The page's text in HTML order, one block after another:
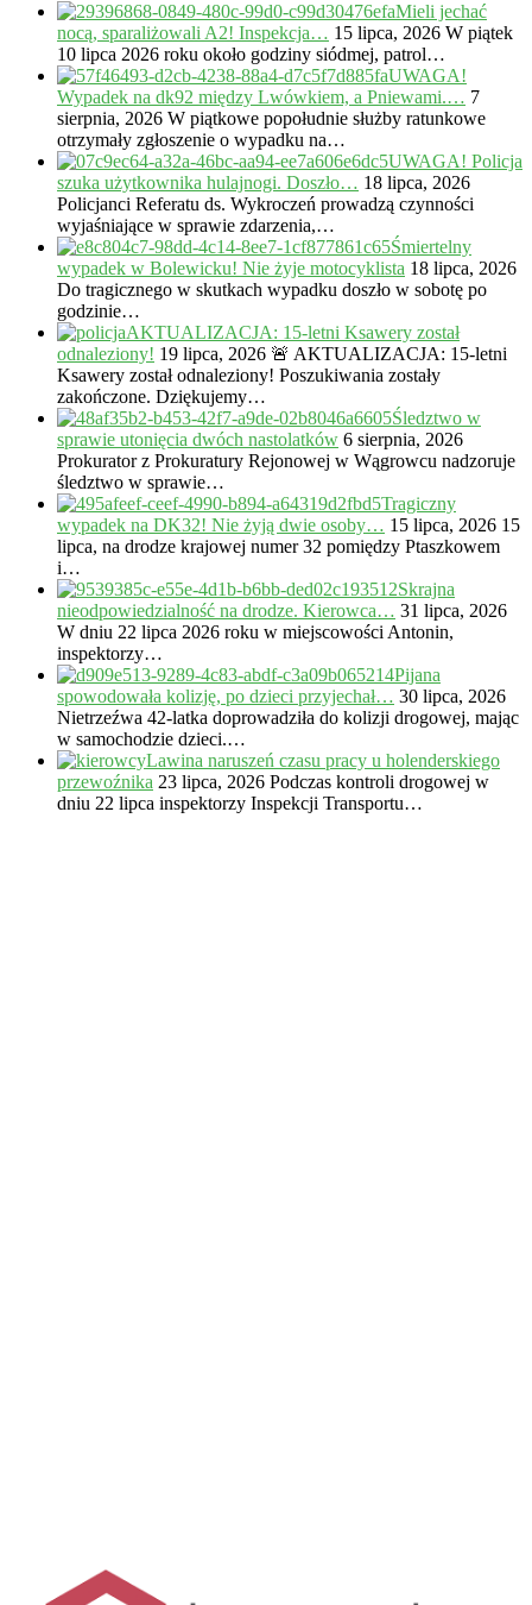
Mieli jechać
nocą, sparaliżowali A2! Inspekcja… 15 lipca, 2026 W piątek
10 lipca 2026 roku około godziny siódmej, patrol…
UWAGA!
Wypadek na dk92 między Lwówkiem, a Pniewami.… 7
sierpnia, 2026 W piątkowe popołudnie służby ratunkowe
otrzymały zgłoszenie o wypadku na…
UWAGA! Policja
szuka użytkownika hulajnogi. Doszło… 18 lipca, 2026
Policjanci Referatu ds. Wykroczeń prowadzą czynności
wyjaśniające w sprawie zdarzenia,…
Śmiertelny
wypadek w Bolewicku! Nie żyje motocyklista 18 lipca, 2026
Do tragicznego w skutkach wypadku doszło w sobotę po
godzinie…
AKTUALIZACJA: 15-letni Ksawery został
odnaleziony! 19 lipca, 2026 🚨 AKTUALIZACJA: 15-letni
Ksawery został odnaleziony! Poszukiwania zostały
zakończone. Dziękujemy…
Śledztwo w
sprawie utonięcia dwóch nastolatków 6 sierpnia, 2026
Prokurator z Prokuratury Rejonowej w Wągrowcu nadzoruje
śledztwo w sprawie…
Tragiczny
wypadek na DK32! Nie żyją dwie osoby… 15 lipca, 2026 15
lipca, na drodze krajowej numer 32 pomiędzy Ptaszkowem
i…
Skrajna
nieodpowiedzialność na drodze. Kierowca… 31 lipca, 2026
W dniu 22 lipca 2026 roku w miejscowości Antonin,
inspektorzy…
Pijana
spowodowała kolizję, po dzieci przyjechał… 30 lipca, 2026
Nietrzeźwa 42-latka doprowadziła do kolizji drogowej, mając
w samochodzie dzieci.…
Lawina naruszeń czasu pracy u holenderskiego
przewoźnika 23 lipca, 2026 Podczas kontroli drogowej w
dniu 22 lipca inspektorzy Inspekcji Transportu…